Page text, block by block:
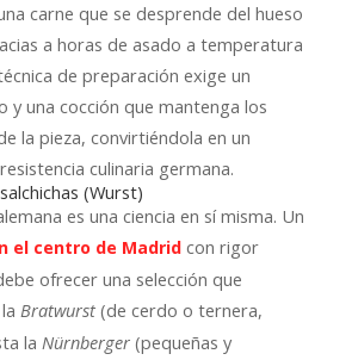
carne que se desprende del hueso
a horas de asado a temperatura
de preparación exige un
y una cocción que mantenga los
la pieza, convirtiéndola en un
culinaria germana.
(Wurst)
es una ciencia en sí misma. Un
el centro de Madridcon rigor
ofrecer una selección que
Bratwurst(de cerdo o ternera,
la Nürnberger(pequeñas y